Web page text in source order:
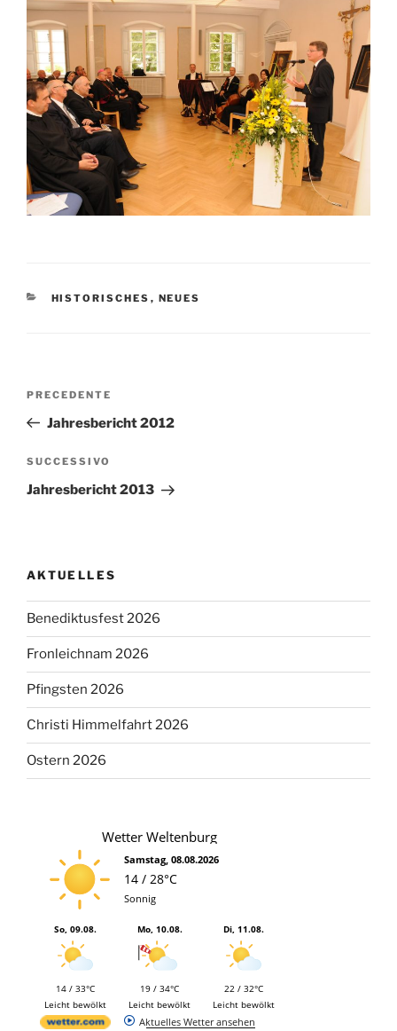
CATEGORIE
HISTORISCHES , NEUES
Articolo
precedente:
PRECEDENTE
Jahresbericht 2012
Articolo
successivo
SUCCESSIVO
Jahresbericht 2013
AKTUELLES
Benediktusfest 2026
Fronleichnam 2026
Pfingsten 2026
Christi Himmelfahrt 2026
Ostern 2026
Wetter Weltenburg
Samstag, 08.08.2026
14 / 28°C
Sonnig
So, 09.08.
14 / 33°C
Leicht bewölkt
Mo, 10.08.
19 / 34°C
Leicht bewölkt
Di, 11.08.
22 / 32°C
Leicht bewölkt
Aktuelles Wetter ansehen